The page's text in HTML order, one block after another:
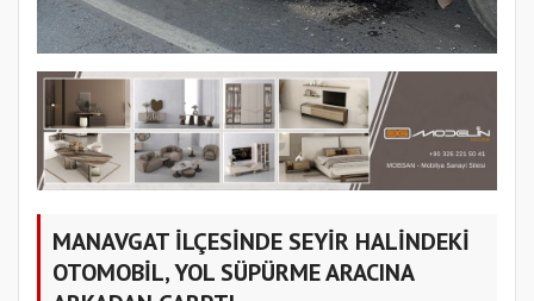
MANAVGAT İLÇESİNDE SEYİR HALİNDEKİ
OTOMOBİL, YOL SÜPÜRME ARACINA